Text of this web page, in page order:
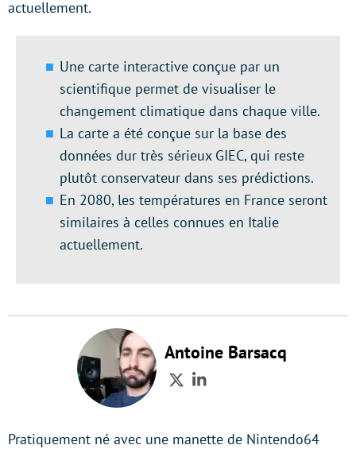
actuellement.
Une carte interactive conçue par un
scientifique permet de visualiser le
changement climatique dans chaque ville.
La carte a été conçue sur la base des
données dur très sérieux GIEC, qui reste
plutôt conservateur dans ses prédictions.
En 2080, les températures en France seront
similaires à celles connues en Italie
actuellement.
Antoine Barsacq
TwitterLinkedIn
Pratiquement né avec une manette de Nintendo64